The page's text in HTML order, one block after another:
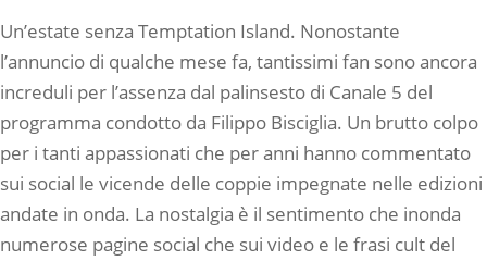
Un’estate senza Temptation Island. Nonostante
l’annuncio di qualche mese fa, tantissimi fan sono ancora
increduli per l’assenza dal palinsesto di Canale 5 del
programma condotto da Filippo Bisciglia. Un brutto colpo
per i tanti appassionati che per anni hanno commentato
sui social le vicende delle coppie impegnate nelle edizioni
andate in onda. La nostalgia è il sentimento che inonda
numerose pagine social che sui video e le frasi cult del